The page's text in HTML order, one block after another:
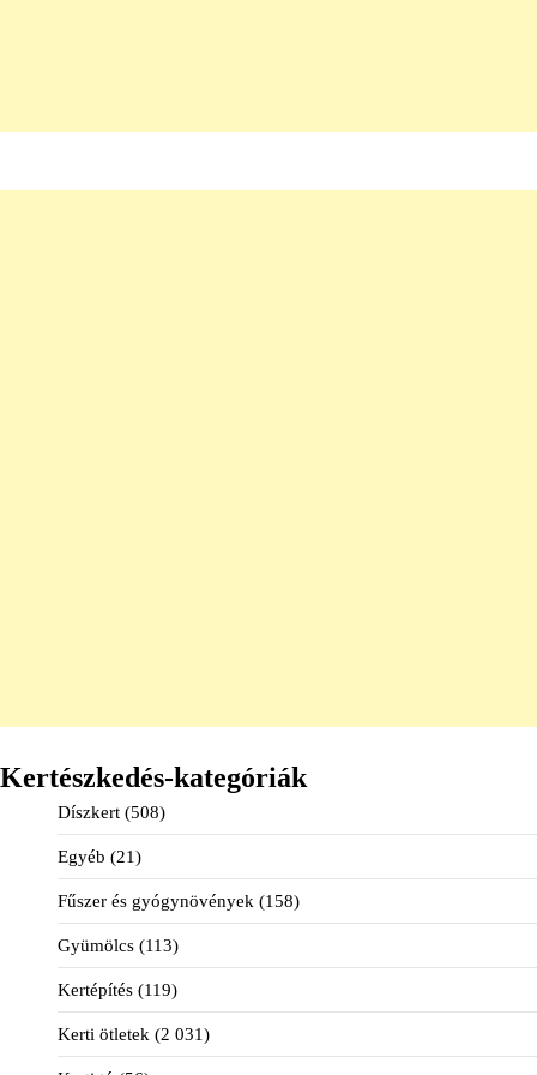
Kertészkedés-kategóriák
Díszkert (508)
Egyéb (21)
Fűszer és gyógynövények (158)
Gyümölcs (113)
Kertépítés (119)
Kerti ötletek (2 031)